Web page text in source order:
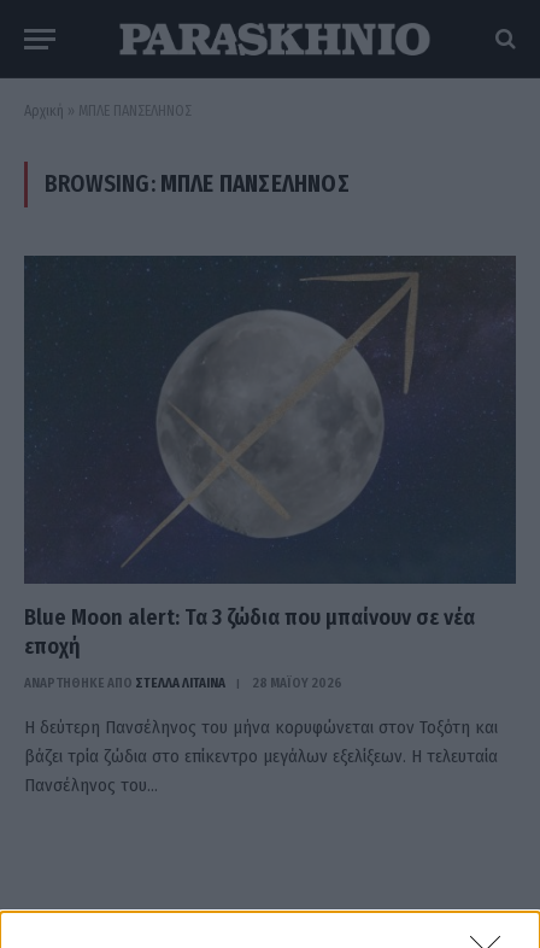
Αρχική » ΜΠΛΕ ΠΑΝΣΕΛΗΝΟΣ
BROWSING: ΜΠΛΕ ΠΑΝΣΕΛΗΝΟΣ
Blue Moon alert: Τα 3 ζώδια που μπαίνουν σε νέα
εποχή
ΑΝΑΡΤΗΘΗΚΕ ΑΠΟ ΣΤΈΛΛΑ ΛΊΤΑΙΝΑ 28 ΜΑΪ́ΟΥ 2026
Η δεύτερη Πανσέληνος του μήνα κορυφώνεται στον Τοξότη και
βάζει τρία ζώδια στο επίκεντρο μεγάλων εξελίξεων. Η τελευταία
Πανσέληνος του…